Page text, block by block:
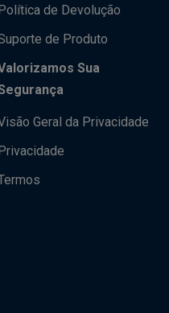
de Devolução
de Produto
Sua
Geral da Privacidade